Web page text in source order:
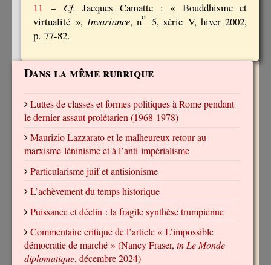
11 – Cf. Jacques Camatte : « Bouddhisme et
virtualité »,Invariance, no 5, série V, hiver 2002,
p. 77-82.
Dans la même rubrique
Luttes de classes et formes politiques à Rome pendant
le dernier assaut prolétarien (1968-1978)
Maurizio Lazzarato et le malheureux retour au
marxisme-léninisme et à l’anti-impérialisme
Particularisme juif et antisionisme
L’achèvement du temps historique
Puissance et déclin : la fragile synthèse trumpienne
Commentaire critique de l’article « L’impossible
démocratie de marché » (Nancy Fraser, in Le Monde
diplomatique, décembre 2024)